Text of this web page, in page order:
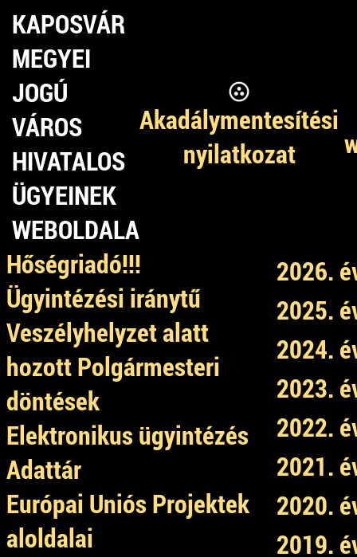
KAPOSVÁR
MEGYEI
JOGÚ
VÁROS
HIVATALOS
ÜGYEINEK
WEBOLDALA
Akadálymentesítési
nyilatkozat
Hőségriadó!!!
Ügyintézési iránytű
Veszélyhelyzet alatt
hozott Polgármesteri
döntések
Elektronikus ügyintézés
Adattár
Európai Uniós Projektek
aloldalai
2026.
2025.
2024.
2023.
2022.
2021.
2020.
2019.